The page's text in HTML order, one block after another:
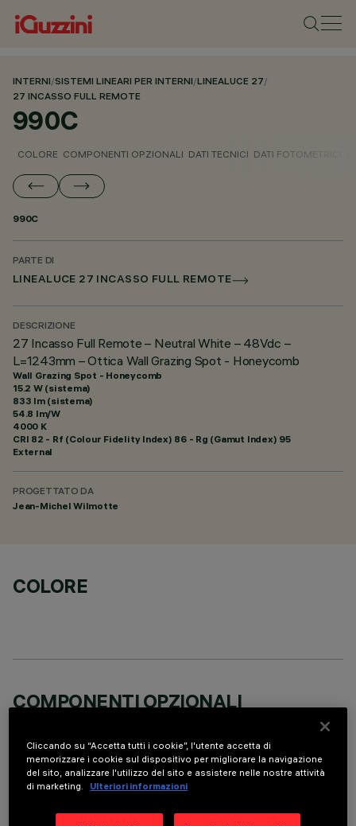
INTERNI/SISTEMI LINEARI PER INTERNI/LINEALUCE 27/
27 INCASSO FULL REMOTE
990C
COLORE COMPONENTI OPZIONALI DATI TECNICI DATI FOTOMETRICI
990C
PARTE DI
LINEALUCE 27 INCASSO FULL REMOTE
DESCRIZIONE
27 Incasso Full Remote – Neutral White – 48Vdc –
L=1243mm – Ottica Wall Grazing Spot - Honeycomb
Wall Grazing Spot - Honeycomb
15.2 W (sistema)
833 lm (sistema)
54.8 lm/W
4000 K
CRI 82 - Rf (Colour Fidelity Index) 86 - Rg (Gamut Index) 95
External
PROGETTATO DA
Jean-Michel Wilmotte
COLORE
COMPONENTI OPZIONALI
DATI TECNICI
Cliccando su “Accetta tutti i cookie”, l'utente accetta di
memorizzare i cookie sul dispositivo per migliorare la navigazione
del sito, analizzare l'utilizzo del sito e assistere nelle nostre attività
di marketing.
Ulteriori informazioni